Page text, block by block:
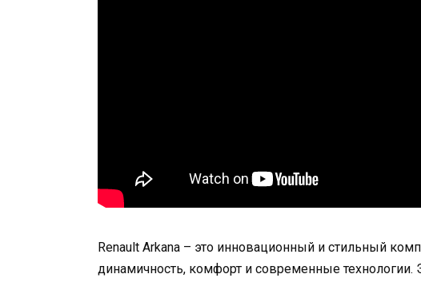
Renault Arkana – это инновационный и стильный
динамичность, комфорт и современные